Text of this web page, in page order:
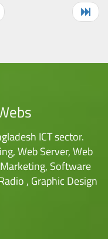
ICT sector.
Web Server, Web
Software
, Graphic Design